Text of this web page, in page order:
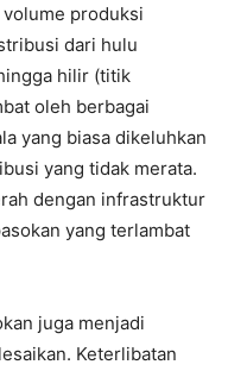
produksi
dari hulu
hilir (titik
oleh berbagai
yang biasa dikeluhkan
yang tidak merata.
dengan infrastruktur
yang terlambat
juga menjadi
Keterlibatan